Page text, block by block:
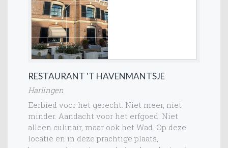
RESTAURANT 'T HAVENMANTSJE
Harlingen
Eerbied voor het gerecht. Niet meer, niet
minder. Aandacht voor het erfgoed. Niet
alleen culinair, maar ook het Wad. Op deze
locatie en in deze prachtige plaats,